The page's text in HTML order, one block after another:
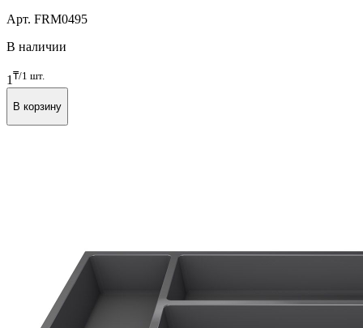
Арт. FRM0495
В наличии
1 ₸/1 шт.
В корзину